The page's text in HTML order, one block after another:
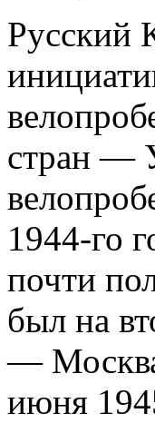
Русский
стран —
1944-го
почти
был на
—
июня